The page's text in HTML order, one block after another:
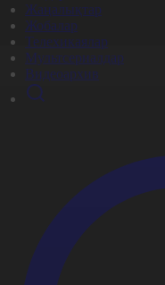
Жаңалықтар
Жобалар
Телехикаялар
Мультсериалдар
Видеоархив